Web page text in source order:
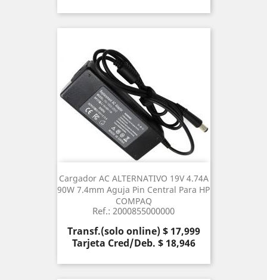
Cargador AC ALTERNATIVO 19V 4.74A
90W 7.4mm Aguja Pin Central Para HP
COMPAQ
Ref.: 2000855000000
Precio
Transf.(solo online) $ 17,999
Tarjeta Cred/Deb. $ 18,946